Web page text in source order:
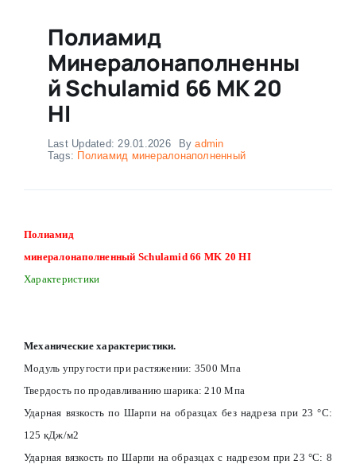
Полиамид
Минералонаполненны
Й Schulamid 66 MK 20
HI
Last Updated: 29.01.2026 Byadmin
Tags: Полиамид минералонаполненный
Полиамид
минералонаполненный Schulamid 66 MK 20 HI
Характеристики
Механические характеристики.
Модуль упругости при растяжении: 3500 Мпа
Твердость по продавливанию шарика: 210 Мпа
Ударная вязкость по Шарпи на образцах без надреза при 23 °С:
125 кДж/м2
Ударная вязкость по Шарпи на образцах с надрезом при 23 °С: 8